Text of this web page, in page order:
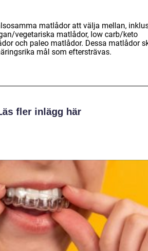
matlådor att välja mellan,
vegetariska matlådor, low carb/keto
och paleo matlådor. Dessa matlådor
mål som eftersträvas.
fler inlägg här